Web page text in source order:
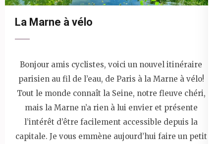
La Marne à vélo
Bonjour amis cyclistes, voici un nouvel itinéraire
parisien au fil de l’eau, de Paris à la Marne à vélo!
Tout le monde connaît la Seine, notre fleuve chéri,
mais la Marne n’a rien à lui envier et présente
l’intérêt d’être facilement accessible depuis la
capitale. Je vous emmène aujourd’hui faire un petit